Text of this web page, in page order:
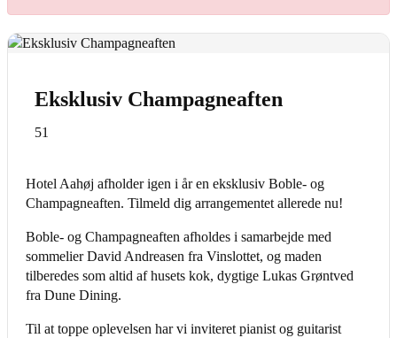
Eksklusiv Champagneaften
51
Hotel Aahøj afholder igen i år en eksklusiv Boble- og
Champagneaften. Tilmeld dig arrangementet allerede nu!
Boble- og Champagneaften afholdes i samarbejde med
sommelier David Andreasen fra Vinslottet, og maden
tilberedes som altid af husets kok, dygtige Lukas Grøntved
fra Dune Dining.
Til at toppe oplevelsen har vi inviteret pianist og guitarist